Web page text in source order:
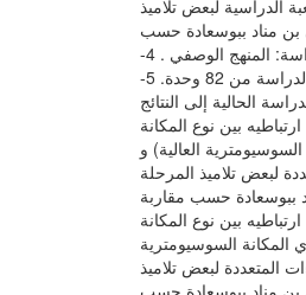
الدراسية لبعض تلاميذ
بن مناد ببوسعادة حسب
مقاربة جاردنر. 3-منهج الدراسة: المنهج الوصفي . 4-
عيّنة الدراسة: تكوّنت عيّنة الدراسة من 82 وحدة. 5-
الحالية إلى النتائج
علاقة ارتباطيه بين نوع المكانة
العالية) و
لبعض تلاميذ المرحلة
ببوسعادة حسب مقاربة
ارتباطيه بين نوع المكانة
المكانة السوسيومترية
المتعددة لبعض تلاميذ
بن مناد ببوسعادة حسب